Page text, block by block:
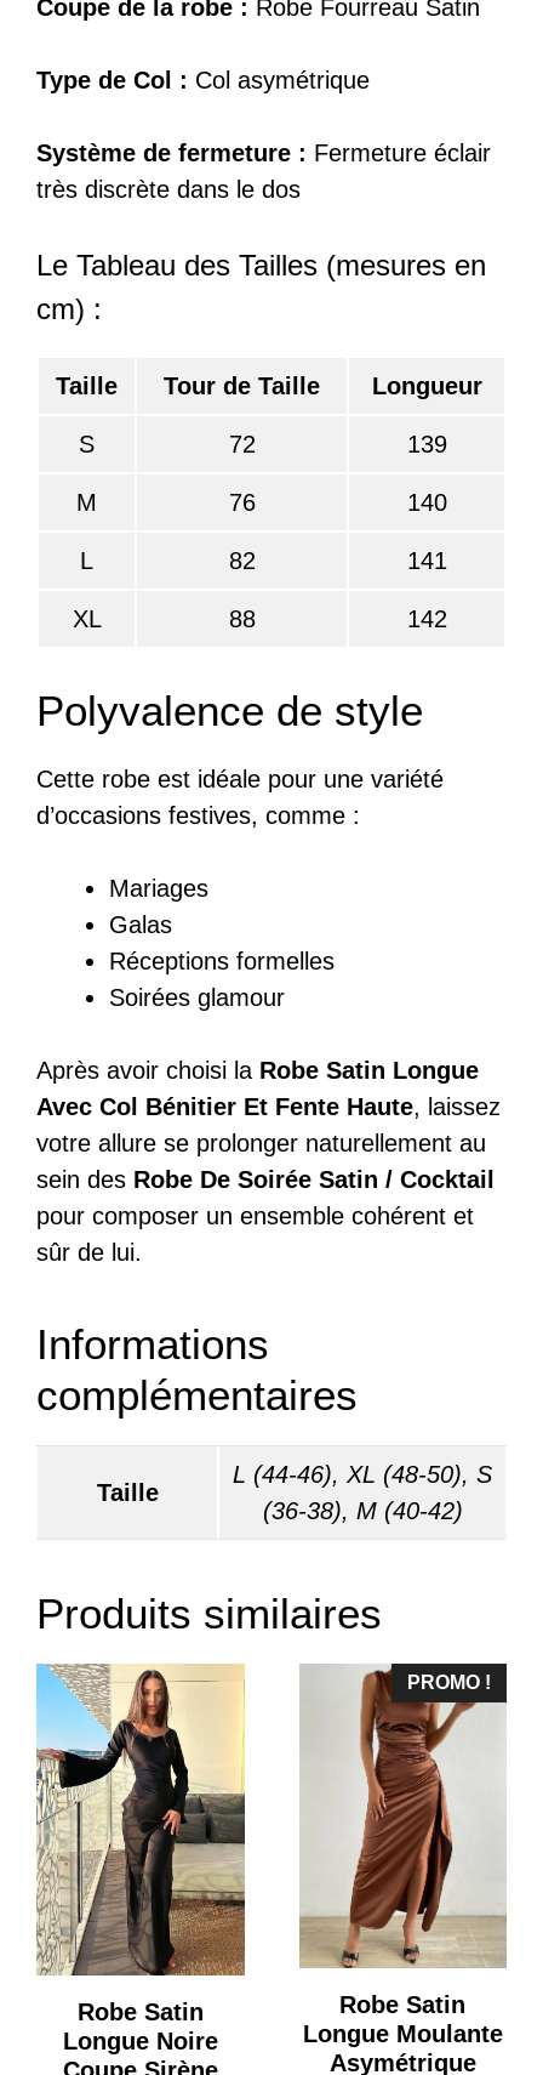
Coupe de la robe : Robe Fourreau Satin
Type de Col : Col asymétrique
Système de fermeture : Fermeture éclair
très discrète dans le dos
Le Tableau des Tailles (mesures en
cm) :
Taille Tour de Taille Longueur
S 72 139
M 76 140
L 82 141
XL 88 142
Polyvalence de style
Cette robe est idéale pour une variété
d’occasions festives, comme :
Mariages
Galas
Réceptions formelles
Soirées glamour
Après avoir choisi la Robe Satin Longue
Avec Col Bénitier Et Fente Haute, laissez
votre allure se prolonger naturellement au
sein des Robe De Soirée Satin / Cocktail
pour composer un ensemble cohérent et
sûr de lui.
Informations
complémentaires
Taille
L (44-46), XL (48-50), S
(36-38), M (40-42)
Produits similaires
Robe Satin
Longue Noire
PROMO !
Robe Satin
Longue Moulante
Asymétrique